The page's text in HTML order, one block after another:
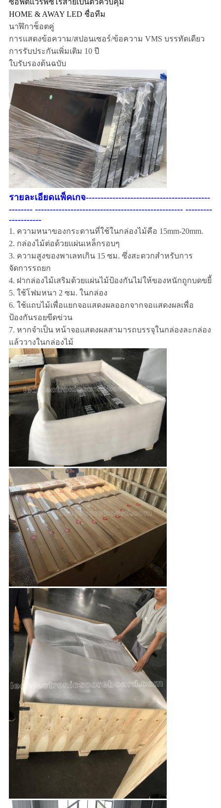
ซอฟต์แวร์พีซีไร้สายเป็นตัวควบคุม
HOME & AWAY LED ชื่อทีม
นาฬิกาช็อตคู่
การแสดงข้อความ/สปอนเซอร์/ข้อความ VMS บรรทัดเดียว
การรับประกันเพิ่มเติม 10 ปี
ใบรับรองต้นฉบับ
รายละเอียดแพ็คเกจ------------------------------------------
-------- -------------------------------------------------- ---------
-----------
1. ความหนาของกระดานที่ใช้ในกล่องไม้คือ 15mm-20mm.
2. กล่องไม้ต่อด้วยแผ่นเหล็กรอบๆ
3. ความสูงของพาเลทเกิน 15 ซม. ซึ่งสะดวกสำหรับการ
จัดการรถยก
4. ฝากล่องไม้เสริมด้วยแผ่นไม้ป้องกันไม่ให้ของหนักถูกบดขยี้
5. ใช้โฟมหนา 2 ซม. ในกล่อง
6. ใช้แถบไม้เพื่อแยกจอแสดงผลออกจากจอแสดงผลเพื่อ
ป้องกันรอยขีดข่วน
7. หากจำเป็น หน้าจอแสดงผลสามารถบรรจุในกล่องละกล่อง
แล้ววางในกล่องไม้